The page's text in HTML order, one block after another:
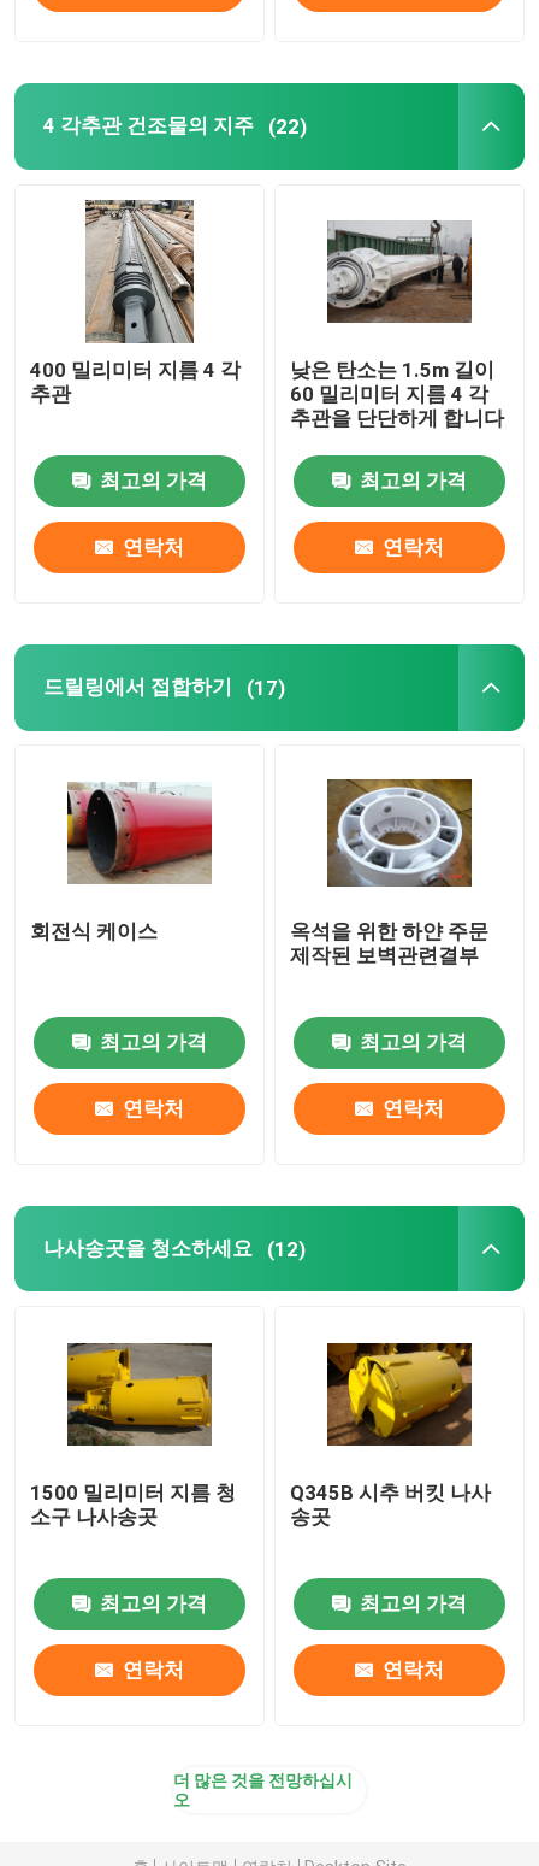
집
우리에 대하여
공장 여행
품질 관리
연락주세요
시추 버킷
4 각추관 건조물의 지주
드릴링에서 접합하기
진흙 분리기
격막 벽 횡령
예비품을 꿰뚫기
4 각추관 건조물의 지주 (22)
400 밀리미터 지름 4 각
추관
최고의 가격
연락처
낮은 탄소는 1.5m 길이
60 밀리미터 지름 4 각
추관을 단단하게 합니다
최고의 가격
연락처
드릴링에서 접합하기 (17)
회전식 케이스
최고의 가격
연락처
옥석을 위한 하얀 주문
제작된 보벽관련결부
최고의 가격
연락처
나사송곳을 청소하세요 (12)
1500 밀리미터 지름 청
소구 나사송곳
최고의 가격
연락처
Q345B 시추 버킷 나사
송곳
최고의 가격
연락처
더 많은 것을 전망하십시
오